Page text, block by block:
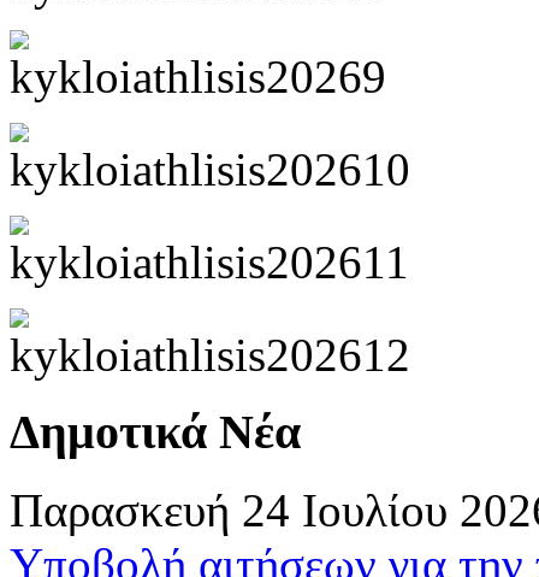
Δημοτικά Νέα
Παρασκευή 24 Ιουλίου
Υποβολή αιτήσεων για